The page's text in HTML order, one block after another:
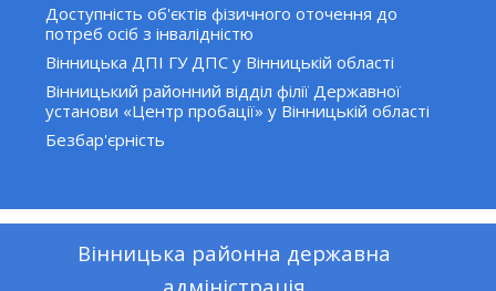
Доступність об'єктів фізичного оточення до
потреб осіб з інвалідністю
Вінницька ДПІ ГУ ДПС у Вінницькій області
Вінницький районний відділ філії Державної
установи «Центр пробації» у Вінницькій області
Безбар'єрність
Вінницька районна державна